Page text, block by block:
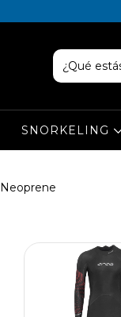
SNORKELING
Neoprene